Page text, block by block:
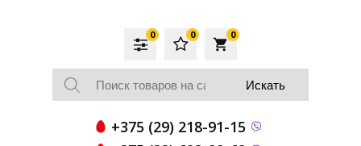
local_grocery_store
0
0
0
+375 (29) 218-91-15